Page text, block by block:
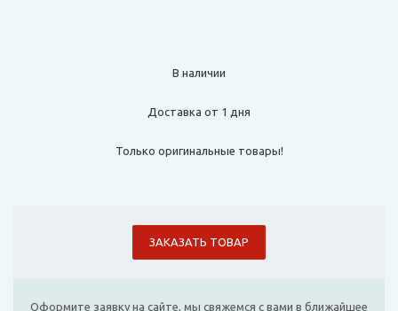
В наличии
Доставка от 1 дня
Только оригинальные товары!
ЗАКАЗАТЬ ТОВАР
Оформите заявку на сайте, мы свяжемся с вами в ближайшее